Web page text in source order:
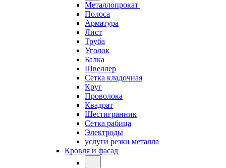
Металлопрокат
Полоса
Арматура
Лист
Труба
Уголок
Балка
Швеллер
Сетка кладочная
Круг
Проволока
Квадрат
Шестигранник
Сетка рабица
Электроды
услуги резки металла
Кровля и фасад